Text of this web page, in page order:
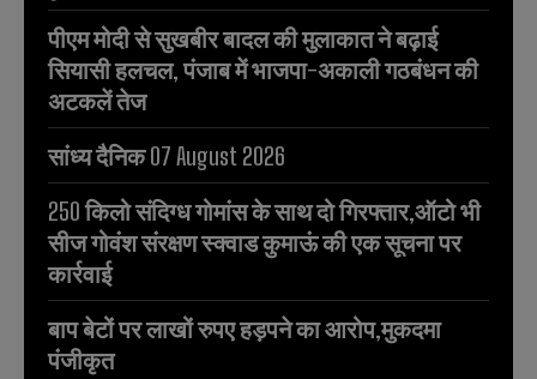
पीएम मोदी से सुखबीर बादल की मुलाकात ने बढ़ाई
सियासी हलचल, पंजाब में भाजपा-अकाली गठबंधन की
अटकलें तेज
सांध्य दैनिक 07 August 2026
250 किलो संदिग्ध गोमांस के साथ दो गिरफ्तार,ऑटो भी
सीज गोवंश संरक्षण स्क्वाड कुमाऊं की एक सूचना पर
कार्रवाई
बाप बेटों पर लाखों रुपए हड़पने का आरोप,मुकदमा
पंजीकृत